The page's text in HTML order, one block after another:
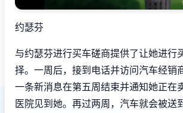
约瑟芬
与约瑟芬进行买车磋商提供了让她进行
择。一周后，接到电话并访问汽车经销
一条新消息在第五周结束并通知她正在
医院见到她。再过两周，汽车就会被送